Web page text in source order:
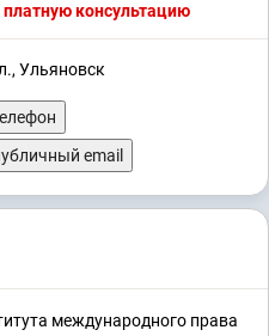
консультацию
Ульяновск
email
международного права